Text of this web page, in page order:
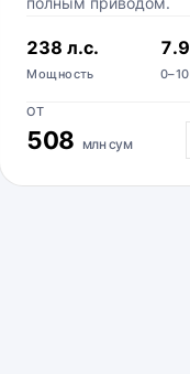
238 л.с.
Мощность
ОТ
508 млн сум